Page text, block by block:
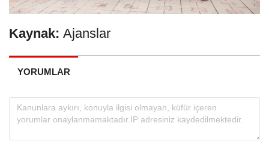
Kaynak: Ajanslar
YORUMLAR